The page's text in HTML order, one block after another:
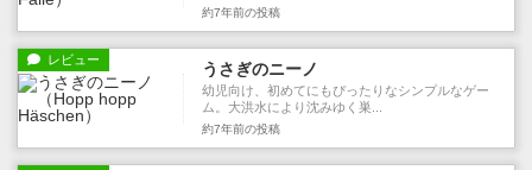
約7年前の投稿
レビュー うさぎのニーノ
幼児向け、初めてにもぴったりなシンプルなゲー
ム。大洪水により沈みゆく巣...
約7年前の投稿